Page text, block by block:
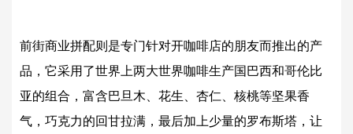
前街商业拼配则是专门针对开咖啡店的朋友而推出的产
品，它采用了世界上两大世界咖啡生产国巴西和哥伦比
亚的组合，富含巴旦木、花生、杏仁、核桃等坚果香
气，巧克力的回甘拉满，最后加上少量的罗布斯塔，让